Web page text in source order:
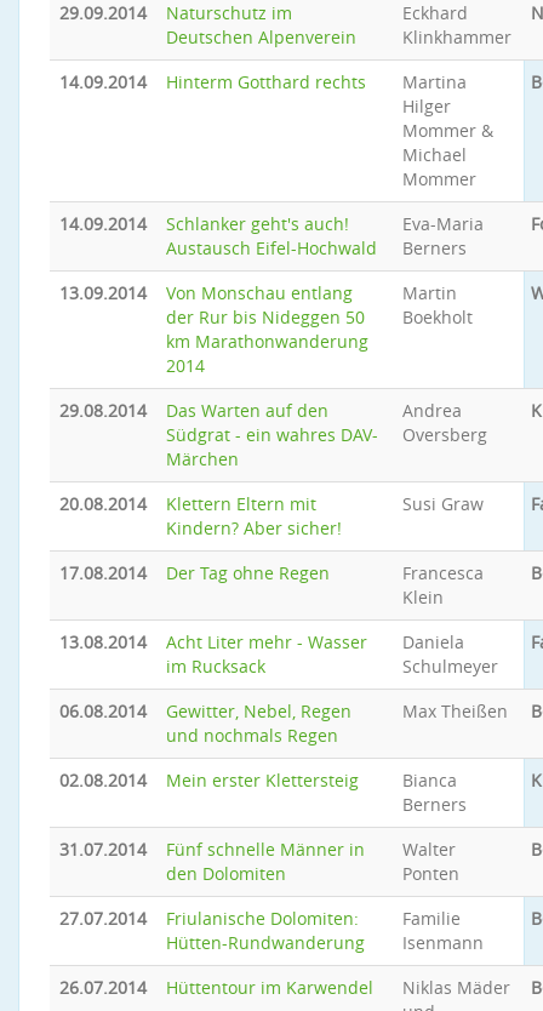
29.09.2014
Naturschutz im
Deutschen Alpenverein
Eckhard
Klinkhammer
14.09.2014 Hinterm Gotthard rechts
Martina
Hilger
Mommer &
Michael
Mommer
14.09.2014
Schlanker geht's auch!
Austausch Eifel-Hochwald
Eva-Maria
Berners
13.09.2014
Von Monschau entlang
der Rur bis Nideggen 50
km Marathonwanderung
2014
Martin
Boekholt
29.08.2014
Das Warten auf den
Südgrat - ein wahres DAV-
Märchen
Andrea
Oversberg
20.08.2014
Klettern Eltern mit
Kindern? Aber sicher!
Susi Graw
17.08.2014 Der Tag ohne Regen
Francesca
Klein
13.08.2014
Acht Liter mehr - Wasser
im Rucksack
Daniela
Schulmeyer
06.08.2014
Gewitter, Nebel, Regen
und nochmals Regen
Max Theißen
02.08.2014 Mein erster Klettersteig
Bianca
Berners
31.07.2014
Fünf schnelle Männer in
den Dolomiten
Walter
Ponten
27.07.2014
Friulanische Dolomiten:
Hütten-Rundwanderung
Familie
Isenmann
26.07.2014 Hüttentour im Karwendel
Niklas Mäder